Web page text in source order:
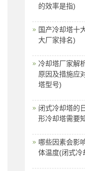
的效率是指)
国产冷却塔十
大厂家排名)
冷却塔厂家解
原因及措施应
塔型号)
闭式冷却塔的
形冷却塔需要
哪些因素会影
体温度(闭式冷